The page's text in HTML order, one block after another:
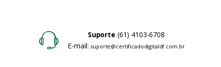
Suporte (61) 4103-6708
E-mail: suporte@certificadodigitaldf.com.br